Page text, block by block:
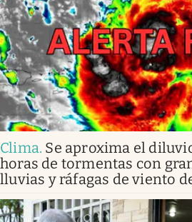
Clima. Se aproxima el
horas de tormentas con
lluvias y ráfagas de viento